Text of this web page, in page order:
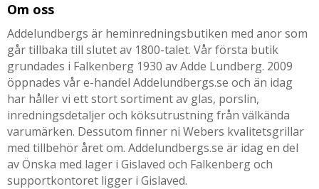
Om oss
Addelundbergs är heminredningsbutiken med anor som
går tillbaka till slutet av 1800-talet. Vår första butik
grundades i Falkenberg 1930 av Adde Lundberg. 2009
öppnades vår e-handel Addelundbergs.se och än idag
har håller vi ett stort sortiment av glas, porslin,
inredningsdetaljer och köksutrustning från välkända
varumärken. Dessutom finner ni Webers kvalitetsgrillar
med tillbehör året om. Addelundbergs.se är idag en del
av Önska med lager i Gislaved och Falkenberg och
supportkontoret ligger i Gislaved.